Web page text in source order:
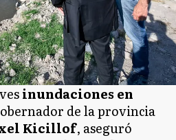
inundaciones en
de la provincia
Kicillof, aseguró